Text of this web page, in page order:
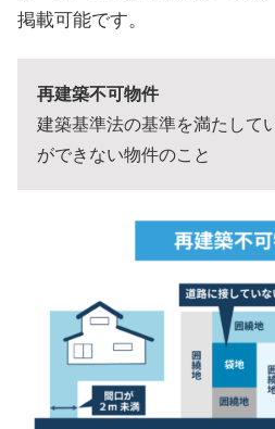
掲載可能です。
再建築不可物件
建築基準法の基準を満たして
ができない物件のこと